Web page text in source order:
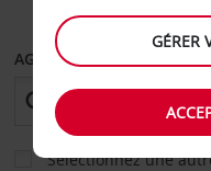
AGENCE DE DÉPART
Sélectionnez une
GÉRER